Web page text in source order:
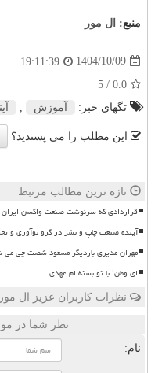
منبع: ال مور
1404/10/09
19:11:39
0.0
/ 5
تگهای خبر:
آموزش ,
این مطلب را می پسندید؟
تازه ترین مطالب مرتبط
قراردادی که سرنوشت صنعت واکسن
آینده صنعت چاپ و نشر در گرو نوآوری و
مهران مدیری باردیگر مسعود شصت چی می
ای وطن! با تو بسته ام عهدی
نظرات کاربران عزیز ال
نظر شما در
نام: